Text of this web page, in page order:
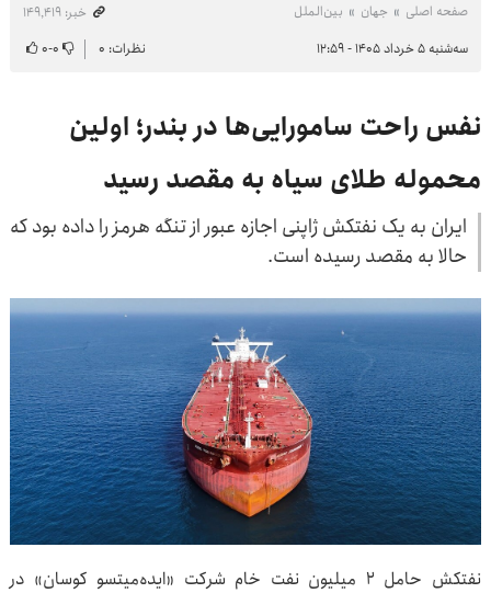
صفحه اصلی جهان بین‌الملل
خبر: ۱۴۹٬۴۱۹
سه‌شنبه ۵ خرداد ۱۴۰۵ - ۱۲:۵۹
نظرات: ۰ ۰-۰
نفس راحت سامورایی‌ها در بندر؛ اولین
محموله طلای سیاه به مقصد رسید
ایران به یک نفتکش ژاپنی اجازه عبور از تنگه هرمز را داده بود که
حالا به مقصد رسیده است.
نفتکش حامل ۲ میلیون نفت خام شرکت «ایده‌میتسو کوسان» در